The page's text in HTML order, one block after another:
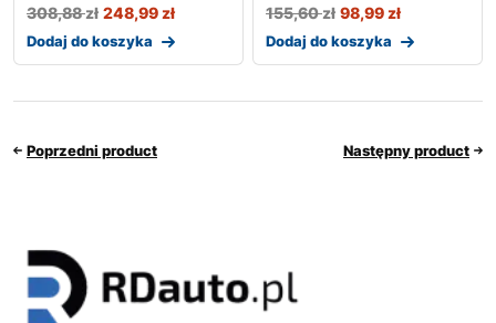
308,88zł 248,99zł
Dodaj do koszyka
155,60zł 98,99zł
Dodaj do koszyka
Poprzedni product Następny product